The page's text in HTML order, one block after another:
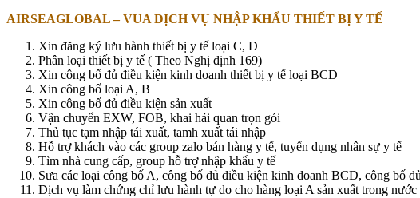
AIRSEAGLOBAL – VUA DỊCH VỤ NHẬP KHẨU THIẾT BỊ Y TẾ
Xin đăng ký lưu hành thiết bị y tế loại C, D
Phân loại thiết bị y tế ( Theo Nghị định 169)
Xin công bố đủ điều kiện kinh doanh thiết bị y tế loại BCD
Xin công bố loại A, B
Xin công bố đủ điều kiện sản xuất
Vận chuyển EXW, FOB, khai hải quan trọn gói
Thủ tục tạm nhập tái xuất, tamh xuất tái nhập
Hỗ trợ khách vào các group zalo bán hàng y tế, tuyển dụng nhân sự y tế
Tìm nhà cung cấp, group hỗ trợ nhập khẩu y tế
Sưa các loại công bố A, công bố đủ điều kiện kinh doanh BCD, công bố
Dịch vụ làm chứng chỉ lưu hành tự do cho hàng loại A sản xuất trong nước